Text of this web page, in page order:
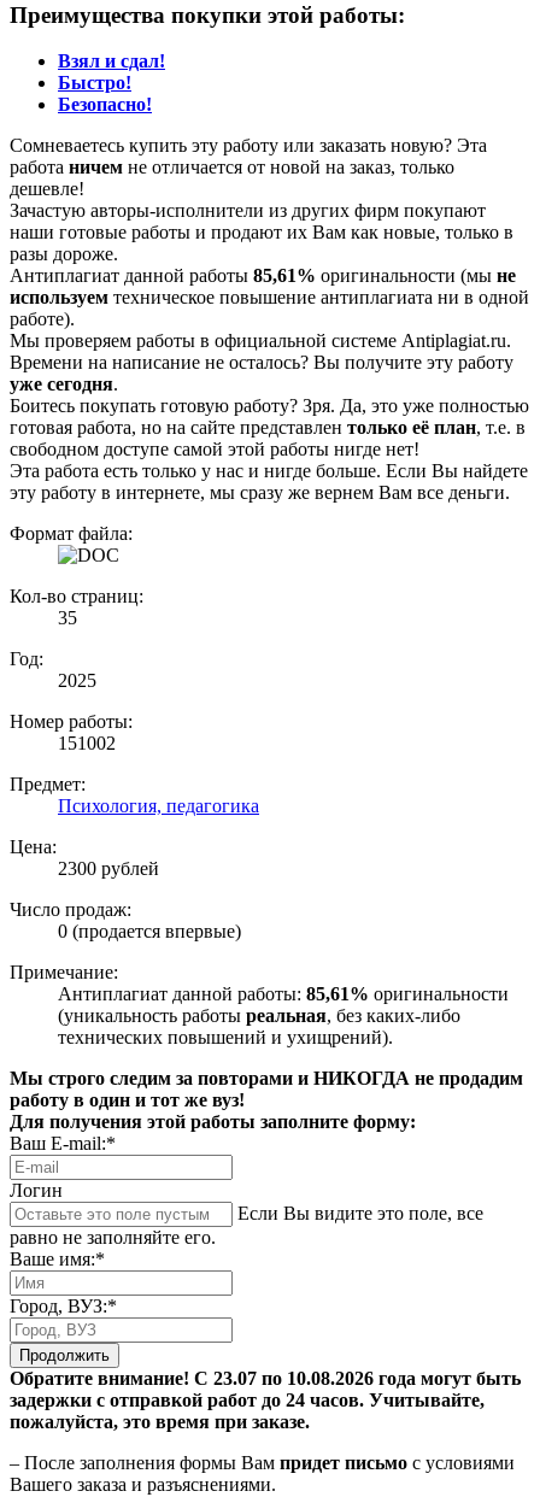
Преимущества покупки этой работы:
Взял и сдал!
Быстро!
Безопасно!
Сомневаетесь купить эту работу или заказать новую? Эта
работа ничем не отличается от новой на заказ, только
дешевле!
Зачастую авторы-исполнители из других фирм покупают
наши готовые работы и продают их Вам как новые, только в
разы дороже.
Антиплагиат данной работы 85,61% оригинальности (мы не
используем техническое повышение антиплагиата ни в одной
работе).
Мы проверяем работы в официальной системе Аntiplagiat.ru.
Времени на написание не осталось? Вы получите эту работу
уже сегодня.
Боитесь покупать готовую работу? Зря. Да, это уже полностью
готовая работа, но на сайте представлен только её план, т.е. в
свободном доступе самой этой работы нигде нет!
Эта работа есть только у нас и нигде больше. Если Вы найдете
эту работу в интернете, мы сразу же вернем Вам все деньги.
Формат файла:
Кол-во страниц:
35
Год:
2025
Номер работы:
151002
Предмет:
Психология, педагогика
Цена:
2300 рублей
Число продаж:
0 (продается впервые)
Примечание:
Антиплагиат данной работы: 85,61% оригинальности
(уникальность работы реальная, без каких-либо
технических повышений и ухищрений).
Мы строго следим за повторами и НИКОГДА не продадим
работу в один и тот же вуз!
Для получения этой работы заполните форму:
Ваш E-mail:*
Логин
Если Вы видите это поле, все
равно не заполняйте его.
Ваше имя:*
Город, ВУЗ:*
Продолжить
Обратите внимание! С 23.07 по 10.08.2026 года могут быть
задержки с отправкой работ до 24 часов. Учитывайте,
пожалуйста, это время при заказе.
– После заполнения формы Вам придет письмо с условиями
Вашего заказа и разъяснениями.